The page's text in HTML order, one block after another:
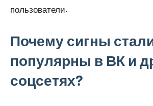
пользователи.
Почему сигны
популярны в ВК и
соцсетях?